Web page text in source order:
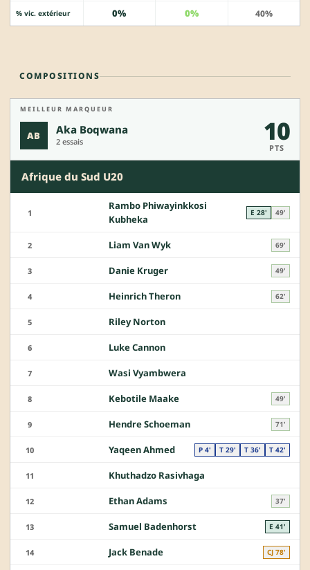
% vic. extérieur 0% 0% 40%
COMPOSITIONS
MEILLEUR MARQUEUR
AB Aka Boqwana
2 essais 10
PTS
Afrique du Sud U20
1
Rambo Phiwayinkkosi
Kubheka
E 28' 49'
2 Liam Van Wyk 69'
3 Danie Kruger 49'
4 Heinrich Theron 62'
5 Riley Norton
6 Luke Cannon
7 Wasi Vyambwera
8 Kebotile Maake 49'
9 Hendre Schoeman 71'
10 Yaqeen Ahmed P 4' T 29' T 36' T 42'
11 Khuthadzo Rasivhaga
12 Ethan Adams 37'
13 Samuel Badenhorst E 41'
14 Jack Benade CJ 78'